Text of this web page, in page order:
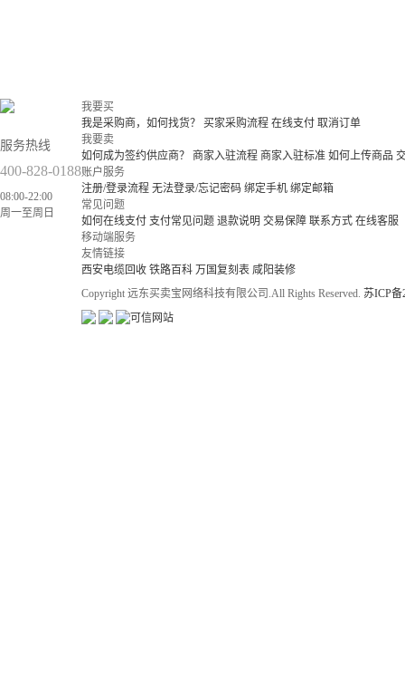
服务热线
400-828-0188
08:00-22:00
周一至周日
我要买
我是采购商，如何找货？
买家采购流程 在线支付 取消订单
我要卖
如何成为签约供应商？
商家入驻流程 商家入驻标准 如何上传商品
账户服务
注册/登录流程 无法登录/忘记密码 绑定手机 绑定邮箱
常见问题
如何在线支付 支付常见问题 退款说明 交易保障 联系方式 在线客服
移动端服务
友情链接
西安电缆回收 铁路百科 万国复刻表 咸阳装修
Copyright 远东买卖宝网络科技有限公司.All Rights Reserved. 苏ICP备